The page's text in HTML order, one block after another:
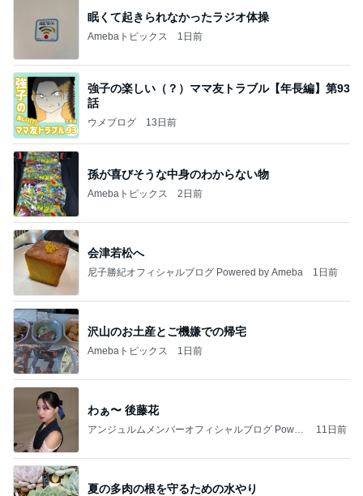
眠くて起きられなかったラジオ体操
Amebaトピックス 1日前
強子の楽しい（？）ママ友トラブル【年長編】第93
話
ウメブログ 13日前
孫が喜びそうな中身のわからない物
Amebaトピックス 2日前
会津若松へ
尼子勝紀オフィシャルブログ Powered by Ameba 1日前
沢山のお土産とご機嫌での帰宅
Amebaトピックス 1日前
わぁ〜 後藤花
アンジュルムメンバーオフィシャルブログ Power
11日前
夏の多肉の根を守るための水やり